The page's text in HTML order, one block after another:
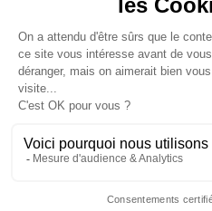
Mettre à jour les préférences des cookies